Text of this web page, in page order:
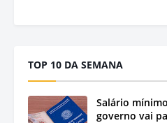
TOP 10 DA SEMANA
Salário
governo vai